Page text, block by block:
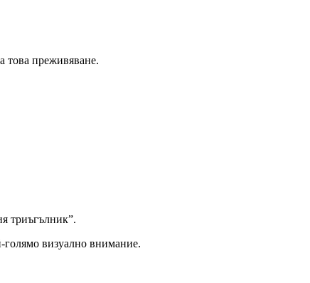
това преживяване.
триъгълник”.
голямо визуално внимание.